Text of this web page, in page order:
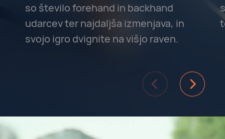
so število forehand in backhand
udarcev ter najdaljša izmenjava, in
svojo igro dvignite na višjo raven.